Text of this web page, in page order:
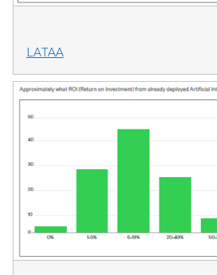
LATAA